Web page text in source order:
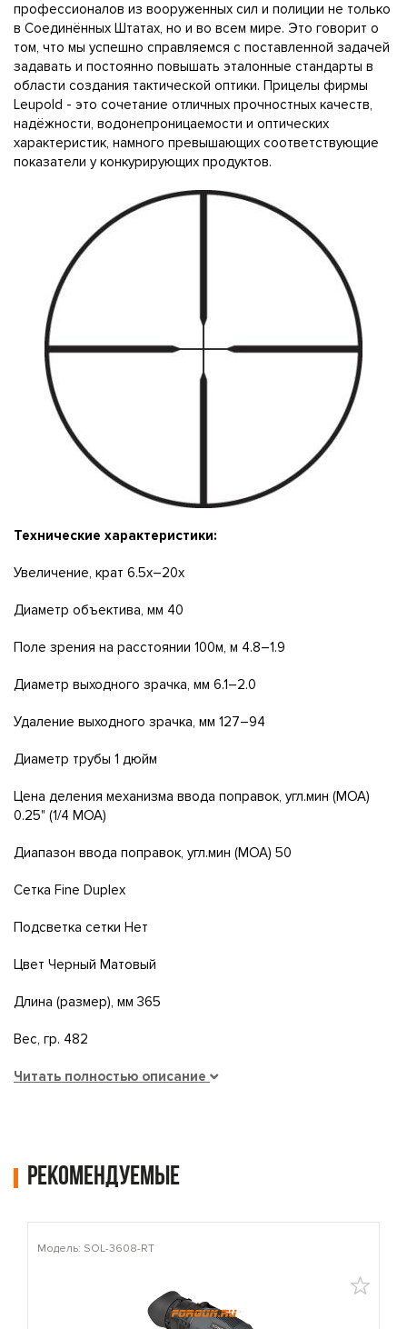
профессионалов из вооруженных сил и полиции не только
в Соединённых Штатах, но и во всем мире. Это говорит о
том, что мы успешно справляемся с поставленной задачей
задавать и постоянно повышать эталонные стандарты в
области создания тактической оптики. Прицелы фирмы
Leupold - это сочетание отличных прочностных качеств,
надёжности, водонепроницаемости и оптических
характеристик, намного превышающих соответствующие
показатели у конкурирующих продуктов.
Технические характеристики:
Увеличение, крат 6.5x–20x
Диаметр объектива, мм 40
Поле зрения на расстоянии 100м, м 4.8–1.9
Диаметр выходного зрачка, мм 6.1–2.0
Удаление выходного зрачка, мм 127–94
Диаметр трубы 1 дюйм
Цена деления механизма ввода поправок, угл.мин (МОА)
0.25" (1/4 MOA)
Диапазон ввода поправок, угл.мин (МОА) 50
Сетка Fine Duplex
Подсветка сетки Нет
Цвет Черный Матовый
Длина (размер), мм 365
Вес, гр. 482
Читать полностью описание
Рекомендуемые
Модель: SOL-3608-RT